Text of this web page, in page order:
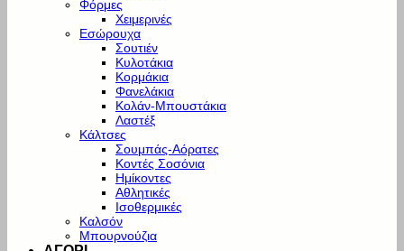
Φόρμες
Χειμερινές
Εσώρουχα
Σουτιέν
Κυλοτάκια
Κορμάκια
Φανελάκια
Κολάν-Μπουστάκια
Λαστέξ
Κάλτσες
Σουμπάς-Αόρατες
Κοντές Σοσόνια
Ημίκοντες
Αθλητικές
Ισοθερμικές
Καλσόν
Μπουρνούζια